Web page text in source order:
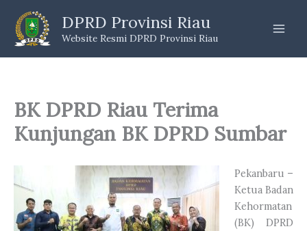
content
DPRD Provinsi Riau
Website Resmi DPRD Provinsi Riau
BK DPRD Riau Terima
Kunjungan BK DPRD Sumbar
Pekanbaru –
Ketua Badan
Kehormatan
(BK) DPRD